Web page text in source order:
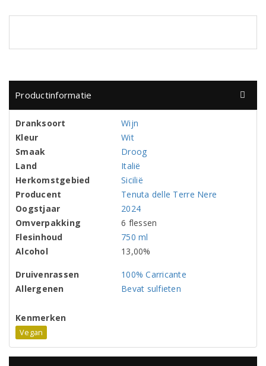
Productinformatie
Dranksoort
Wijn
Kleur
Wit
Smaak
Droog
Land
Italië
Herkomstgebied
Sicilië
Producent
Tenuta delle Terre Nere
Oogstjaar
2024
Omverpakking
6 flessen
Flesinhoud
750 ml
Alcohol
13,00%
Druivenrassen
100% Carricante
Allergenen
Bevat sulfieten
Kenmerken
Vegan